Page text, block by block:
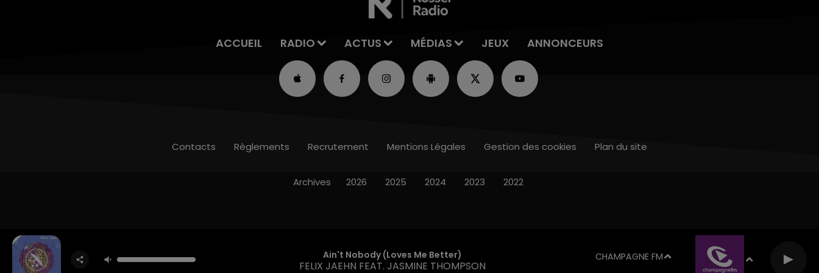
ACCUEIL RADIO ACTUS MÉDIAS JEUX ANNONCEURS
Ain't Nobody (loves Me Better)
FELIX JAEHN FEAT. JASMINE THOMPSON
CHAMPAGNE FM
Contacts Règlements Recrutement Mentions Légales Gestion des cookies Plan du site
Archives 2026 2025 2024 2023 2022